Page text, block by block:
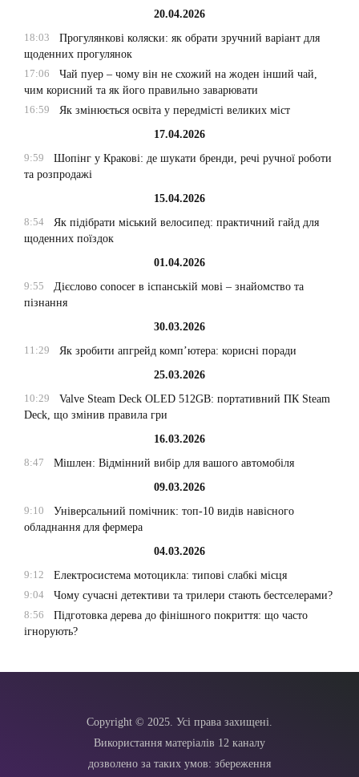
20.04.2026
18:03
Прогулянкові коляски: як обрати зручний варіант для
щоденних прогулянок
17:06
Чай пуер – чому він не схожий на жоден інший чай,
чим корисний та як його правильно заварювати
16:59
Як змінюється освіта у передмісті великих міст
17.04.2026
9:59
Шопінг у Кракові: де шукати бренди, речі ручної роботи
та розпродажі
15.04.2026
8:54
Як підібрати міський велосипед: практичний гайд для
щоденних поїздок
01.04.2026
9:55
Дієслово conocer в іспанській мові – знайомство та
пізнання
30.03.2026
11:29
Як зробити апгрейд комп’ютера: корисні поради
25.03.2026
10:29
Valve Steam Deck OLED 512GB: портативний ПК Steam
Deck, що змінив правила гри
16.03.2026
8:47
Мішлен: Відмінний вибір для вашого автомобіля
09.03.2026
9:10
Універсальний помічник: топ-10 видів навісного
обладнання для фермера
04.03.2026
9:12
Електросистема мотоцикла: типові слабкі місця
9:04
Чому сучасні детективи та трилери стають бестселерами?
8:56
Підготовка дерева до фінішного покриття: що часто
ігнорують?
Copyright © 2025. Усі права захищені.
Використання матеріалів 12 каналу
дозволено за таких умов: збереження